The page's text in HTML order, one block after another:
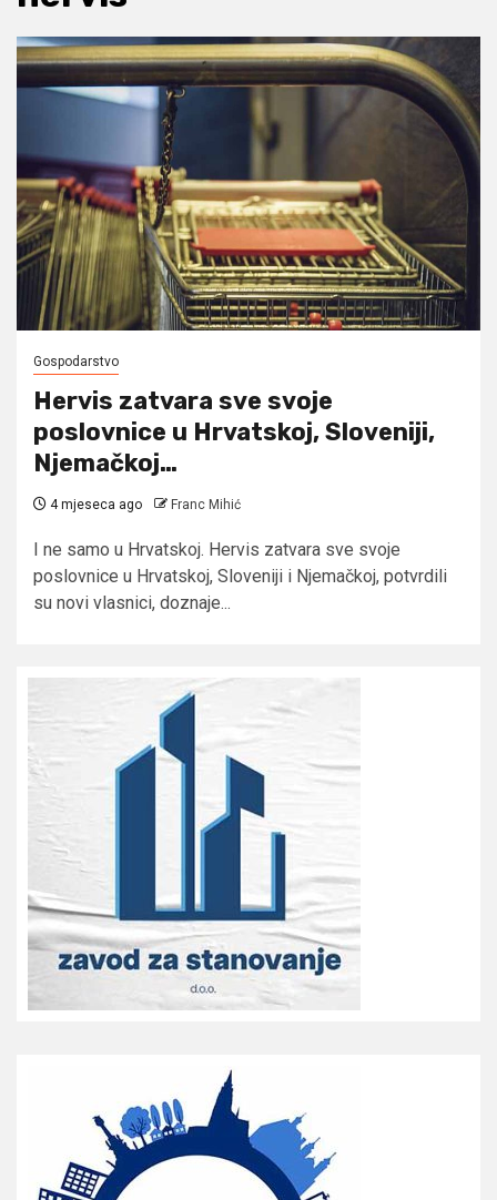
Gospodarstvo
Hervis zatvara sve svoje
poslovnice u Hrvatskoj, Sloveniji,
Njemačkoj…
4 mjeseca ago Franc Mihić
I ne samo u Hrvatskoj. Hervis zatvara sve svoje
poslovnice u Hrvatskoj, Sloveniji i Njemačkoj, potvrdili
su novi vlasnici, doznaje...